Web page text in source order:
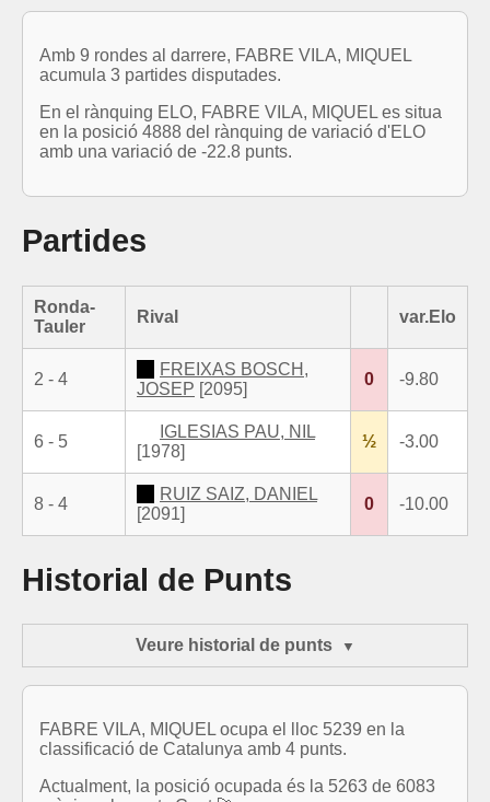
Amb 9 rondes al darrere, FABRE VILA, MIQUEL
acumula 3 partides disputades.
En el rànquing ELO, FABRE VILA, MIQUEL es situa
en la posició 4888 del rànquing de variació d'ELO
amb una variació de -22.8 punts.
Partides
Ronda-
Tauler
Rival var.Elo
2 - 4
FREIXAS BOSCH,
JOSEP [2095]
0 -9.80
6 - 5
IGLESIAS PAU, NIL
[1978]
½ -3.00
8 - 4
RUIZ SAIZ, DANIEL
[2091]
0 -10.00
Historial de Punts
Veure historial de punts
FABRE VILA, MIQUEL ocupa el lloc 5239 en la
classificació de Catalunya amb 4 punts.
Actualment, la posició ocupada és la 5263 de 6083